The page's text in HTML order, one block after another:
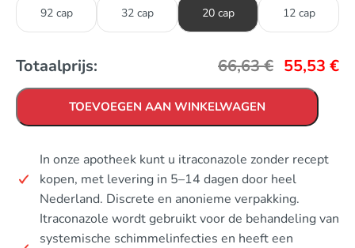
92 cap 32 cap 20 cap 12 cap
Totaalprijs: 66,63€ 55,53 €
TOEVOEGEN AAN WINKELWAGEN
In onze apotheek kunt u itraconazole zonder recept
kopen, met levering in 5–14 dagen door heel
Nederland. Discrete en anonieme verpakking.
Itraconazole wordt gebruikt voor de behandeling van
systemische schimmelinfecties en heeft een